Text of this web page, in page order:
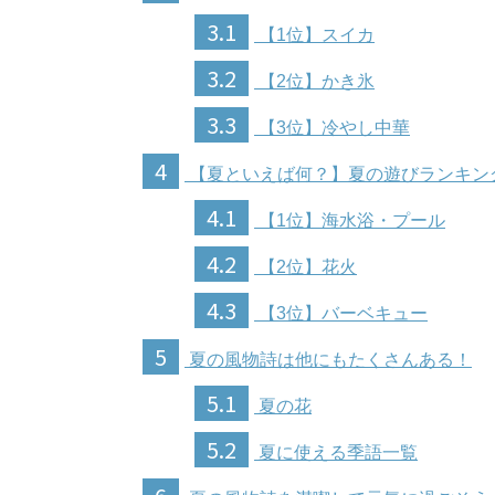
3.1
【1位】スイカ
3.2 【2位】かき氷
3.3 【3位】冷やし中華
4 【夏といえば何？】夏の遊びランキン
4.1 【1位】海水浴・プール
4.2 【2位】花火
4.3 【3位】バーベキュー
5 夏の風物詩は他にもたくさんある！
5.1 夏の花
5.2 夏に使える季語一覧